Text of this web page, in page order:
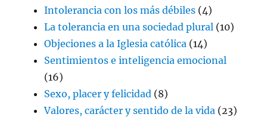
Intolerancia con los más débiles (4)
La tolerancia en una sociedad plural (10)
Objeciones a la Iglesia católica (14)
Sentimientos e inteligencia emocional
(16)
Sexo, placer y felicidad (8)
Valores, carácter y sentido de la vida (23)